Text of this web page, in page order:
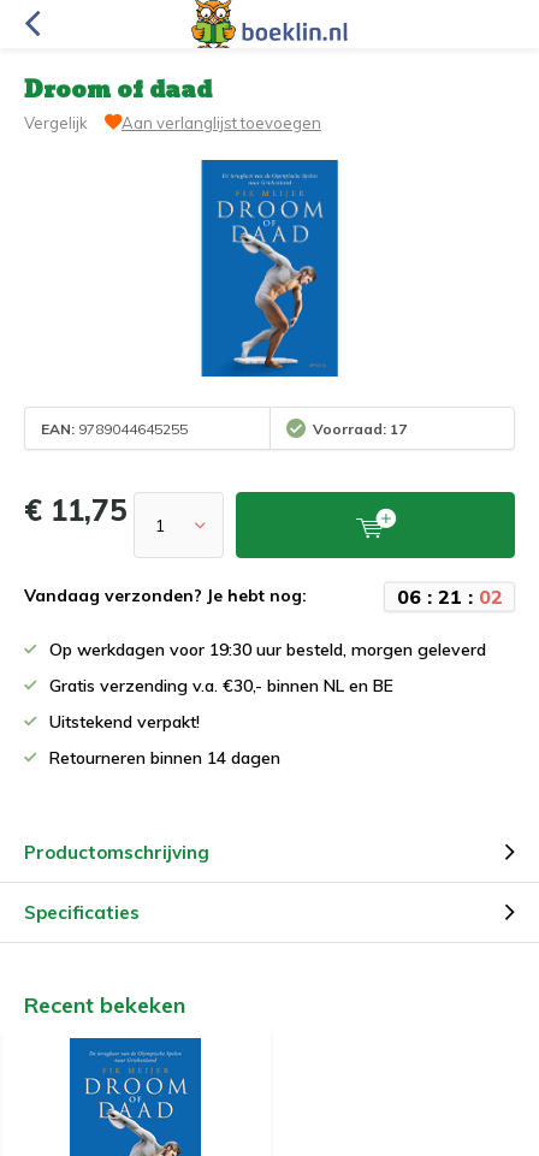
Droom of daad
Vergelijk Aan verlanglijst toevoegen
EAN: 9789044645255 Voorraad: 17
€ 11,75
Vandaag verzonden? Je hebt nog: 06: 21 : 02
Op werkdagen voor 19:30 uur besteld, morgen geleverd
Gratis verzending v.a. €30,- binnen NL en BE
Uitstekend verpakt!
Retourneren binnen 14 dagen
Productomschrijving
Specificaties
Recent bekeken